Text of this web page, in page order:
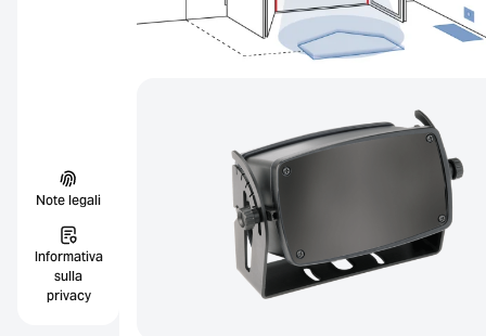
Note legali
Informativa
sulla
privacy